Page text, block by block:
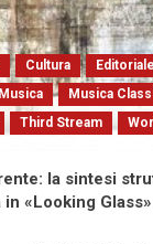
Cultura Editoriale
Musica
Musica
Third Stream
la sintesi
«Looking